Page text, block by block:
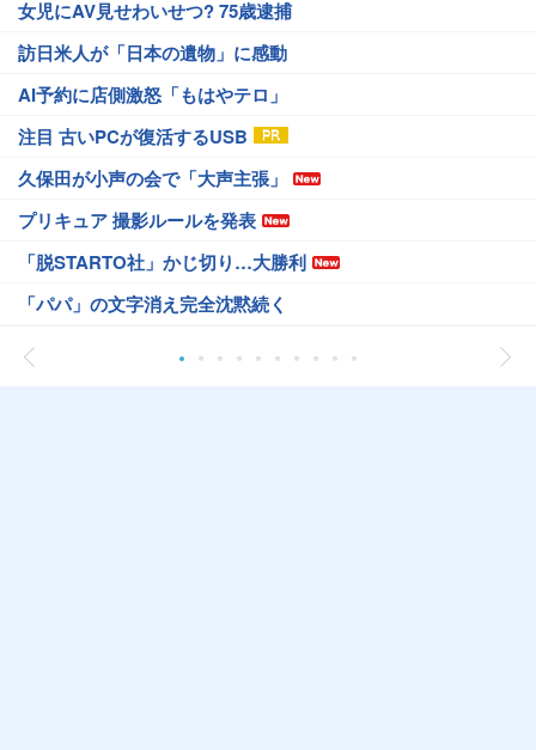
女児にAV見せわいせつ? 75歳逮捕
訪日米人が「日本の遺物」に感動
AI予約に店側激怒「もはやテロ」
注目 古いPCが復活するUSB
久保田が小声の会で「大声主張」
プリキュア 撮影ルールを発表
「脱STARTO社」かじ切り…大勝利
「パパ」の文字消え完全沈黙続く